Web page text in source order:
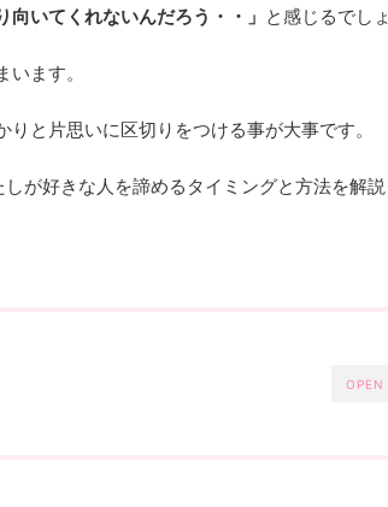
向いてくれないんだろう・・」 と感じるでしょ
ます。
と片思いに区切りをつける事が大事です。
が好きな人を諦めるタイミングと方法を解説
OPEN